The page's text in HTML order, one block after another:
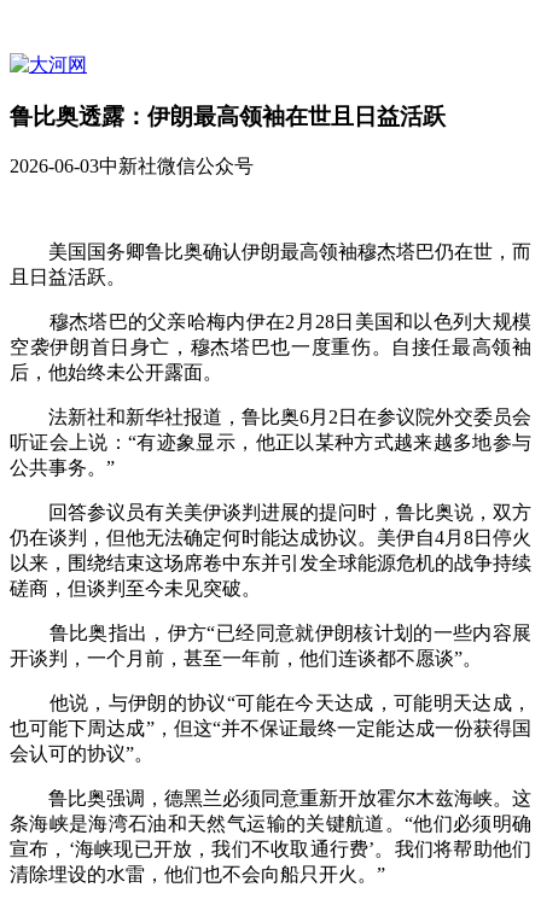
鲁比奥透露：伊朗最高领袖在世且日益活跃
2026-06-03中新社微信公众号
美国国务卿鲁比奥确认伊朗最高领袖穆杰塔巴仍在世，而
且日益活跃。
穆杰塔巴的父亲哈梅内伊在2月28日美国和以色列大规模
空袭伊朗首日身亡，穆杰塔巴也一度重伤。自接任最高领袖
后，他始终未公开露面。
法新社和新华社报道，鲁比奥6月2日在参议院外交委员会
听证会上说：“有迹象显示，他正以某种方式越来越多地参与
公共事务。”
回答参议员有关美伊谈判进展的提问时，鲁比奥说，双方
仍在谈判，但他无法确定何时能达成协议。美伊自4月8日停火
以来，围绕结束这场席卷中东并引发全球能源危机的战争持续
磋商，但谈判至今未见突破。
鲁比奥指出，伊方“已经同意就伊朗核计划的一些内容展
开谈判，一个月前，甚至一年前，他们连谈都不愿谈”。
他说，与伊朗的协议“可能在今天达成，可能明天达成，
也可能下周达成”，但这“并不保证最终一定能达成一份获得国
会认可的协议”。
鲁比奥强调，德黑兰必须同意重新开放霍尔木兹海峡。这
条海峡是海湾石油和天然气运输的关键航道。“他们必须明确
宣布，‘海峡现已开放，我们不收取通行费’。我们将帮助他们
清除埋设的水雷，他们也不会向船只开火。”